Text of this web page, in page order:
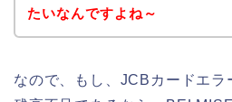
たいなんですよね～
なので、もし、JCBカードエラ